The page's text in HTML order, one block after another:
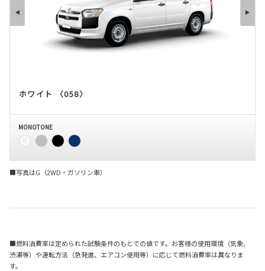
ホワイト 〈058〉
MONOTONE
■写真はG（2WD・ガソリン車）
■燃料消費率は定められた試験条件のもとでの値です。お客様の使用環境（気象、
渋滞等）や運転方法（急発進、エアコン使用等）に応じて燃料消費率は異なりま
す。